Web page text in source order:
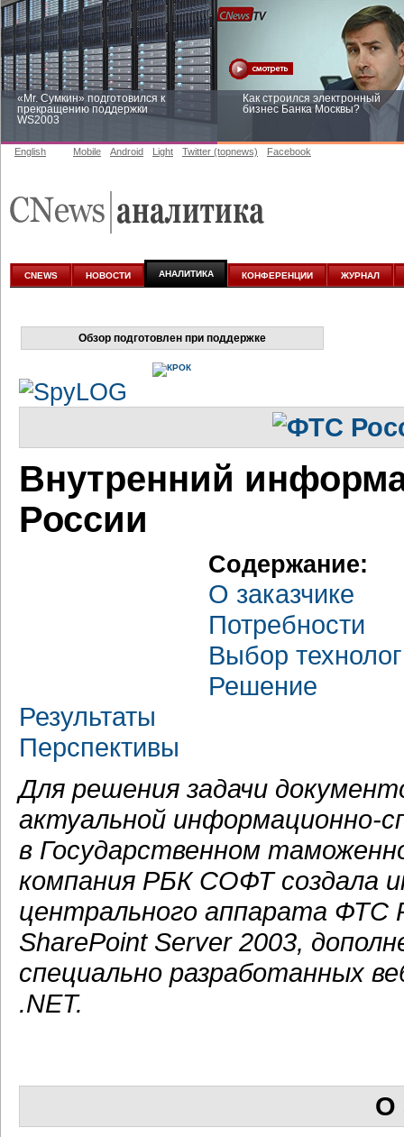
«Mr. Сумкин» подготовился к
прекращению поддержки
WS2003
Как строился электронный
бизнес Банка Москвы?
аналитике
English Mobile Android Light Twitter (topnews) Facebook
CNEWS НОВОСТИ АНАЛИТИКА КОНФЕРЕНЦИИ ЖУРНАЛ
Обзор подготовлен при поддержке
Внутренний
России
Содержание:
О заказчике
Потребности
Выбор
Решение
Результаты
Перспективы
Для решения задачи
актуальной информационно-
в Государственном
компания РБК СОФТ создала
центрального аппарата ФТС
SharePoint Server 2003,
специально разработанных
.NET.
О